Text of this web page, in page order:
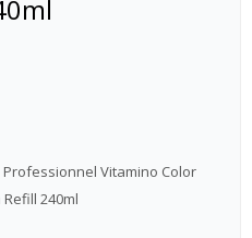
Vitamino Color
240ml